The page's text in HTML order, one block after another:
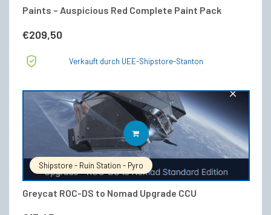
Paints – Auspicious Red Complete Paint Pack
€209,50
Verkauft durch UEE-Shipstore-Stanton
Shipstore - Ruin Station - Pyro
Greycat ROC-DS to Nomad Upgrade CCU
IN DEN WARENKORB